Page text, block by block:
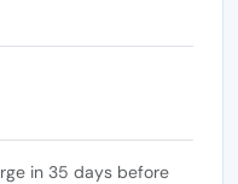
in 35 days before